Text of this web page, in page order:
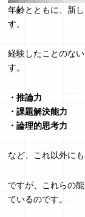
年齢とともに、新
す。
経験したことのな
す。
・推論力
・課題解決能力
・論理的思考力
など、これ以外に
ですが、これらの
ているのです。